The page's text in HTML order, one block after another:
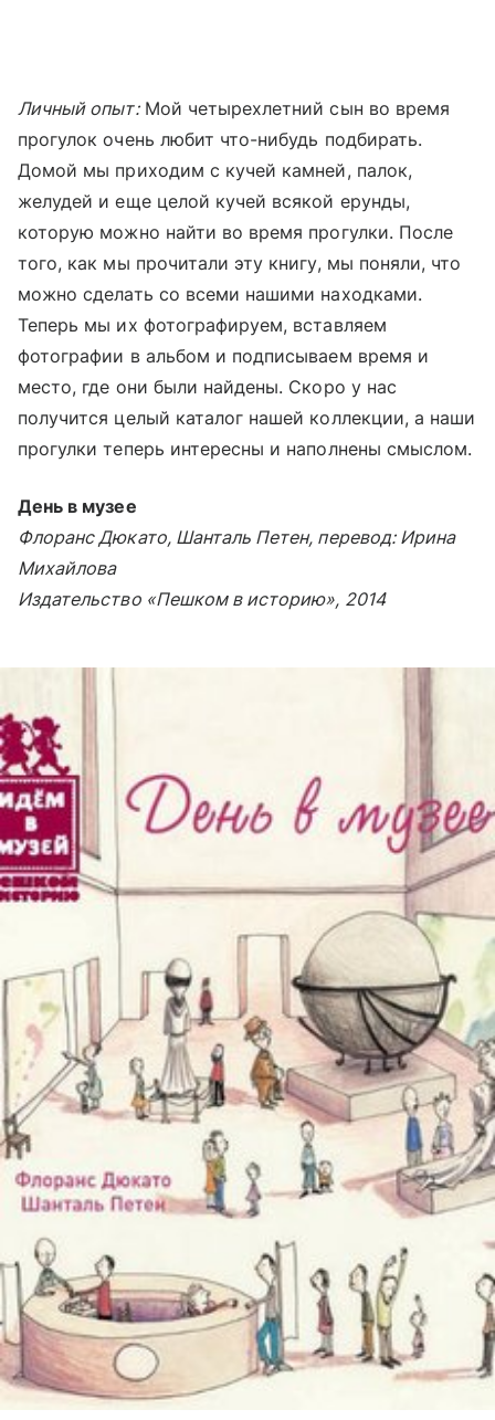
Личный опыт:Мой четырехлетний сын во время
прогулок очень любит что-нибудь подбирать.
Домой мы приходим с кучей камней, палок,
желудей и еще целой кучей всякой ерунды,
которую можно найти во время прогулки. После
того, как мы прочитали эту книгу, мы поняли, что
можно сделать со всеми нашими находками.
Теперь мы их фотографируем, вставляем
фотографии в альбом и подписываем время и
место, где они были найдены. Скоро у нас
получится целый каталог нашей коллекции, а наши
прогулки теперь интересны и наполнены смыслом.
День в музее
Флоранс Дюкато, Шанталь Петен, перевод: Ирина
Михайлова
Издательство «Пешком в историю», 2014